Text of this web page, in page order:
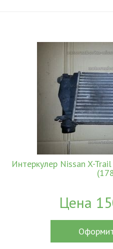
Интеркулер Nissan X-
Цена